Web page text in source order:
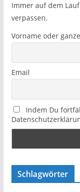
Immer auf dem
verpassen.
Vorname oder
Email
Indem Du
Schlagwörter